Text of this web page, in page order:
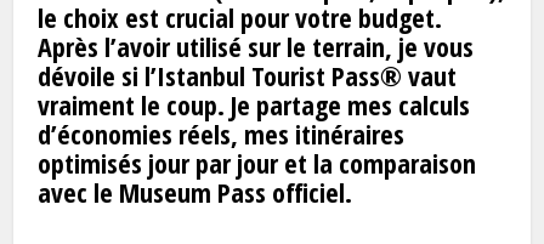
le choix est crucial pour votre budget.
Après l’avoir utilisé sur le terrain, je vous
dévoile si l’Istanbul Tourist Pass® vaut
vraiment le coup. Je partage mes calculs
d’économies réels, mes itinéraires
optimisés jour par jour et la comparaison
avec le Museum Pass officiel.